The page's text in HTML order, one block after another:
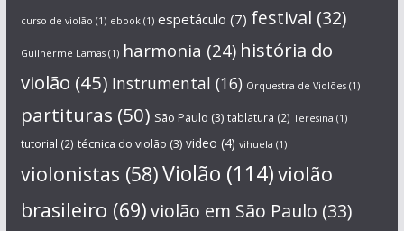
curso de violão (1) ebook(1) espetáculo (7) festival (32)
Guilherme Lamas(1) harmonia (24) história do
violão (45) Instrumental (16) Orquestra de Violões(1)
partituras (50) São Paulo (3) tablatura (2) Teresina (1)
tutorial (2) técnica do violão (3) video (4) vihuela (1)
violonistas (58)Violão (114)violão
brasileiro (69)violão em São Paulo (33)